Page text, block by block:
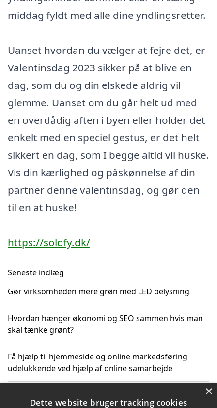
middag fyldt med alle dine yndlingsretter.
Uanset hvordan du vælger at fejre det, er
Valentinsdag 2023 sikker på at blive en
dag, som du og din elskede aldrig vil
glemme. Uanset om du går helt ud med
en overdådig aften i byen eller holder det
enkelt med en speciel gestus, er det helt
sikkert en dag, som I begge altid vil huske.
Vis din kærlighed og påskønnelse af din
partner denne valentinsdag, og gør den
til en at huske!
https://soldfy.dk/
Seneste indlæg
Gør virksomheden mere grøn med LED belysning
Hvordan hænger økonomi og SEO sammen hvis man
skal tænke grønt?
Få hjælp til hjemmeside og online markedsføring
udelukkende ved hjælp af online samarbejde
×
Dette website bruger tracking cookies